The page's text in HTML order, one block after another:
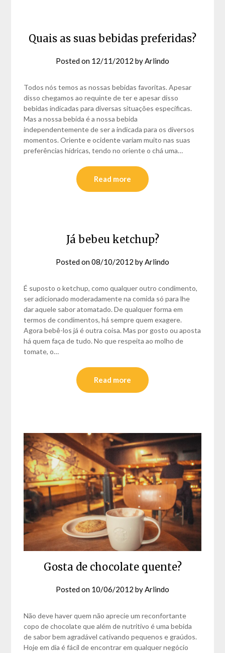
Quais as suas bebidas preferidas?
Posted on 12/11/2012 byArlindo
Todos nós temos as nossas bebidas favoritas. Apesar
disso chegamos ao requinte de ter e apesar disso
bebidas indicadas para diversas situações específicas.
Mas a nossa bebida é a nossa bebida
independentemente de ser a indicada para os diversos
momentos. Oriente e ocidente variam muito nas suas
preferências hídricas, tendo no oriente o chá uma…
Read more
Já bebeu ketchup?
Posted on08/10/2012 byArlindo
É suposto o ketchup, como qualquer outro condimento,
ser adicionado moderadamente na comida só para lhe
dar aquele sabor atomatado. De qualquer forma em
termos de condimentos, há sempre quem exagere.
Agora bebê-los já é outra coisa. Mas por gosto ou aposta
há quem faça de tudo. No que respeita ao molho de
tomate, o…
Read more
Gosta de chocolate quente?
Posted on 10/06/2012 byArlindo
Não deve haver quem não aprecie um reconfortante
copo de chocolate que além de nutritivo é uma bebida
de sabor bem agradável cativando pequenos e graúdos.
Hoje em dia é fácil de encontrar em qualquer negócio